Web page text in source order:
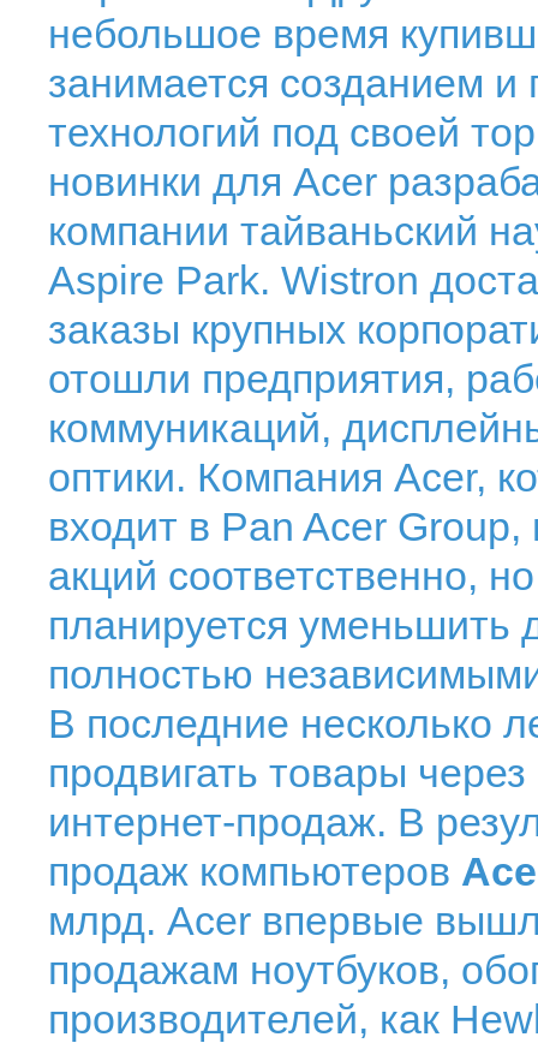
небольшое время
занимается созданием
технологий под своей
новинки для Acer
компании тайваньский
Aspire Park. Wistron
заказы крупных
отошли предприятия,
коммуникаций,
оптики. Компания Acer,
входит в Pan Acer
акций соответственно,
планируется уменьшить
полностью
В последние несколько
продвигать товары
интернет-продаж. В
продаж компьютеров
млрд. Acer впервые
продажам ноутбуков,
производителей, как